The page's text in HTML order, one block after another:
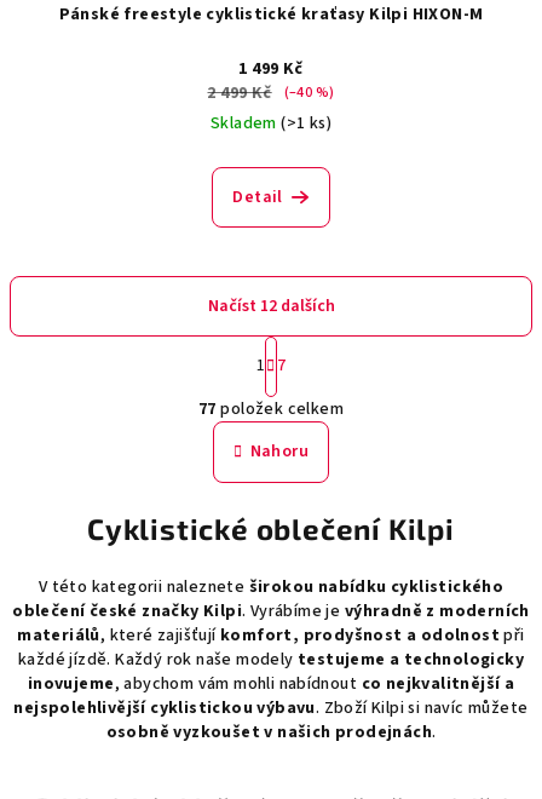
Pánské freestyle cyklistické kraťasy Kilpi HIXON-M
1 499 Kč
2 499 Kč
(–40 %)
Skladem(>1 ks)
Detail
O
v
l
a
í
p
r
v
k
y
Načíst 12 dalších
S
t
r
á
n
k
o
á
í
1 7
77 položek celkem
Nahoru
Cyklistické oblečení Kilpi
V této kategorii naleznete širokou nabídku cyklistického
oblečení české značky Kilpi. Vyrábíme je výhradně z moderních
materiálů, které zajišťují komfort, prodyšnost a odolnostpři
každé jízdě. Každý rok naše modely testujeme a technologicky
inovujeme, abychom vám mohli nabídnout co nejkvalitnější a
nejspolehlivější cyklistickou výbavu. Zboží Kilpi si navíc můžete
osobně vyzkoušet v našich prodejnách.